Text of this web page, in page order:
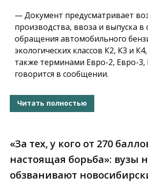
— Документ предусматривает
производства, ввоза и выпуска
обращения автомобильного
экологических классов К2, К3 и
также терминами Евро-2, Евро-
говорится в сообщении.
Читать полностью
«За тех, у кого от 270
настоящая борьба»: вузы
обзванивают